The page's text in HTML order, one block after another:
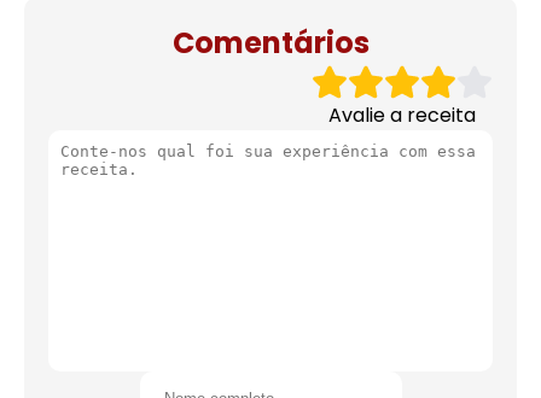
Comentários
Avalie a receita